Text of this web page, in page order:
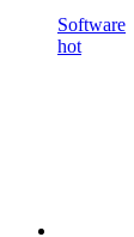
Software
hot